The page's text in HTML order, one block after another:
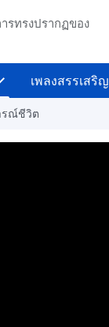
รทรงปรากฏของ
เพลงสรรเสริญ
รณ์ชีวิต